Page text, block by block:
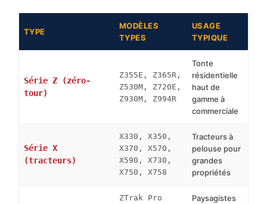
TYPE
MODÈLES
TYPES
USAGE
TYPIQUE
Série Z (zéro-
tour)
Z355E, Z365R,
Z530M, Z720E,
Z930M, Z994R
Tonte
résidentielle
haut de
gamme à
commerciale
Série X
(tracteurs)
X330, X350,
X370, X570,
X590, X730,
X750, X758
Tracteurs à
pelouse pour
grandes
propriétés
ZTrak Pro
Paysagistes